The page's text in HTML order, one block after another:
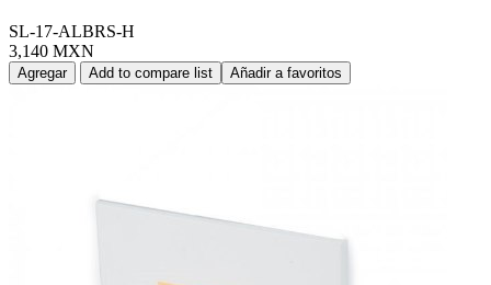
SL-17-ALBRS-H
3,140 MXN
Agregar Add to compare list Añadir a favoritos